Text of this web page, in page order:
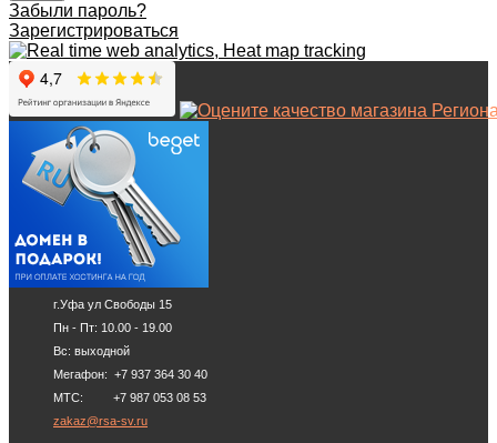
Забыли пароль?
Зарегистрироваться
г.Уфа ул Свободы 15
Пн - Пт: 10.00 - 19.00
Вс: выходной
Мегафон: +7 937 364 30 40
МТС: +7 987 053 08 53
zakaz@rsa-sv.ru